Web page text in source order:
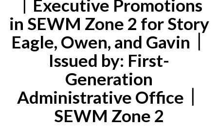
第
一
代
行
公
｜Executive Promotions
in SEWM Zone 2 for Story
Eagle, Owen, and Gavin｜
Issued by: First-
Generation
Administrative Office｜
SEWM Zone 2